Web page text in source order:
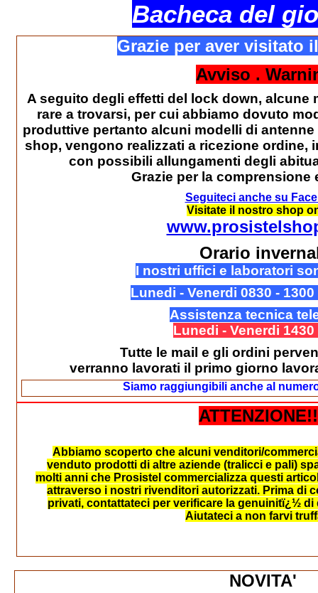
Bacheca del
Grazie per aver visitato
Avviso .
A seguito degli effetti del lock down, alcune
rare a trovarsi, per cui abbiamo dovuto
produttive pertanto alcuni modelli di
shop, vengono realizzati a ricezione ordine,
con possibili allungamenti degli
Grazie per la comprensione
Seguiteci anche su
Visitate il nostro shop
Orario
I nostri uffici e laboratori
Lunedi - Venerdi 0830 -
Assistenza tecnica
Lunedi - Venerdi 1430
Tutte le mail e gli ordini
verranno lavorati il primo giorno
Abbiamo scoperto che alcuni venditori/
venduto prodotti di altre aziende (tralicci e pali)
molti anni che Prosistel commercializza questi
attraverso i nostri rivenditori autorizzati. Prima di
privati, contattateci per verificare la genuinitï¿½
Aiutateci a non farvi
Siamo raggiungibili anche al
NOVITA'